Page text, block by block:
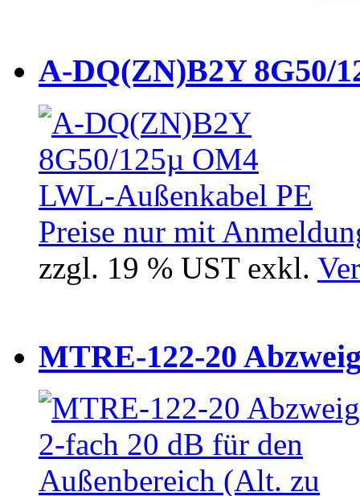
A-DQ(ZN)B2Y 8G50/
Preise nur mit
zzgl. 19 % UST exkl.
MTRE-122-20